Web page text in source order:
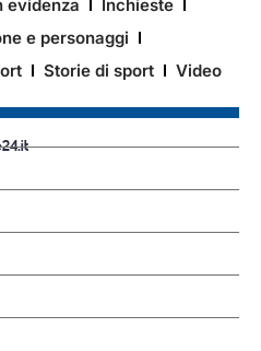
evidenza
Inchieste
e personaggi
Storie di sport Video